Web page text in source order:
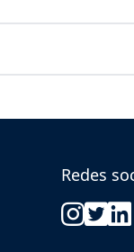
Redes